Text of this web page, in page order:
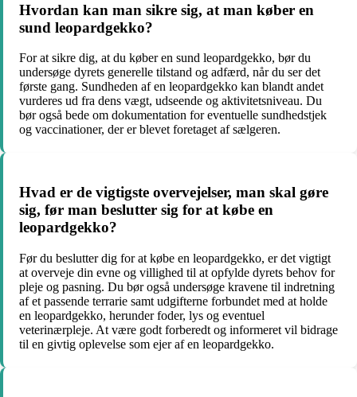
Hvordan kan man sikre sig, at man køber en
sund leopardgekko?
For at sikre dig, at du køber en sund leopardgekko, bør du
undersøge dyrets generelle tilstand og adfærd, når du ser det
første gang. Sundheden af en leopardgekko kan blandt andet
vurderes ud fra dens vægt, udseende og aktivitetsniveau. Du
bør også bede om dokumentation for eventuelle sundhedstjek
og vaccinationer, der er blevet foretaget af sælgeren.
Hvad er de vigtigste overvejelser, man skal gøre
sig, før man beslutter sig for at købe en
leopardgekko?
Før du beslutter dig for at købe en leopardgekko, er det vigtigt
at overveje din evne og villighed til at opfylde dyrets behov for
pleje og pasning. Du bør også undersøge kravene til indretning
af et passende terrarie samt udgifterne forbundet med at holde
en leopardgekko, herunder foder, lys og eventuel
veterinærpleje. At være godt forberedt og informeret vil bidrage
til en givtig oplevelse som ejer af en leopardgekko.